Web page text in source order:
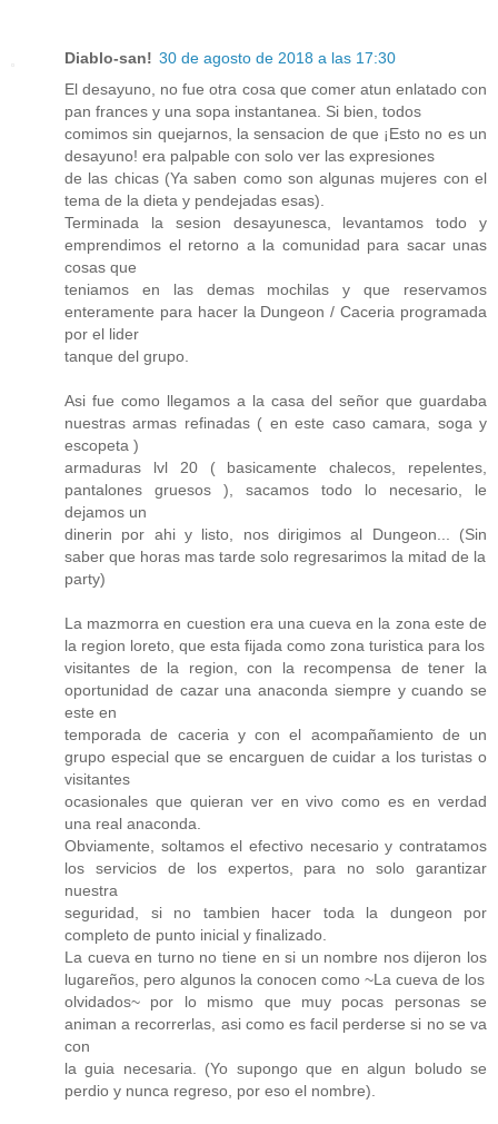
Diablo-san! 30 de agosto de 2018 a las 17:30
El desayuno, no fue otra cosa que comer atun enlatado con
pan frances y una sopa instantanea. Si bien, todos
comimos sin quejarnos, la sensacion de que ¡Esto no es un
desayuno! era palpable con solo ver las expresiones
de las chicas (Ya saben como son algunas mujeres con el
tema de la dieta y pendejadas esas).
Terminada la sesion desayunesca, levantamos todo y
emprendimos el retorno a la comunidad para sacar unas
cosas que
teniamos en las demas mochilas y que reservamos
enteramente para hacer la Dungeon / Caceria programada
por el lider
tanque del grupo.
Asi fue como llegamos a la casa del señor que guardaba
nuestras armas refinadas ( en este caso camara, soga y
escopeta )
armaduras lvl 20 ( basicamente chalecos, repelentes,
pantalones gruesos ), sacamos todo lo necesario, le
dejamos un
dinerin por ahi y listo, nos dirigimos al Dungeon... (Sin
saber que horas mas tarde solo regresarimos la mitad de la
party)
La mazmorra en cuestion era una cueva en la zona este de
la region loreto, que esta fijada como zona turistica para los
visitantes de la region, con la recompensa de tener la
oportunidad de cazar una anaconda siempre y cuando se
este en
temporada de caceria y con el acompañamiento de un
grupo especial que se encarguen de cuidar a los turistas o
visitantes
ocasionales que quieran ver en vivo como es en verdad
una real anaconda.
Obviamente, soltamos el efectivo necesario y contratamos
los servicios de los expertos, para no solo garantizar
nuestra
seguridad, si no tambien hacer toda la dungeon por
completo de punto inicial y finalizado.
La cueva en turno no tiene en si un nombre nos dijeron los
lugareños, pero algunos la conocen como ~La cueva de los
olvidados~ por lo mismo que muy pocas personas se
animan a recorrerlas, asi como es facil perderse si no se va
con
la guia necesaria. (Yo supongo que en algun boludo se
perdio y nunca regreso, por eso el nombre).